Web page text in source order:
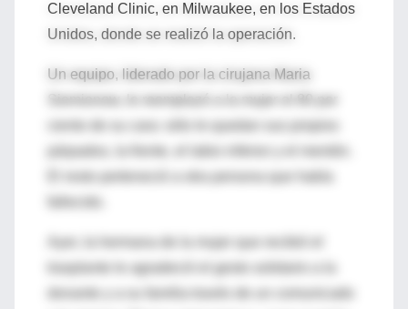
Cleveland Clinic, en Milwaukee, en los Estados
Unidos, donde se realizó la operación.
Un equipo, liderado por la cirujana Maria
Siemionow, le reemplazó a la mujer el 80 por
trasplante le agradeció el gesto solidario a la